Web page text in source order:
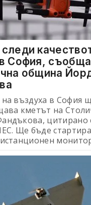
София,
община
на въздуха в София
кметът на
цитирано
Ще бъде